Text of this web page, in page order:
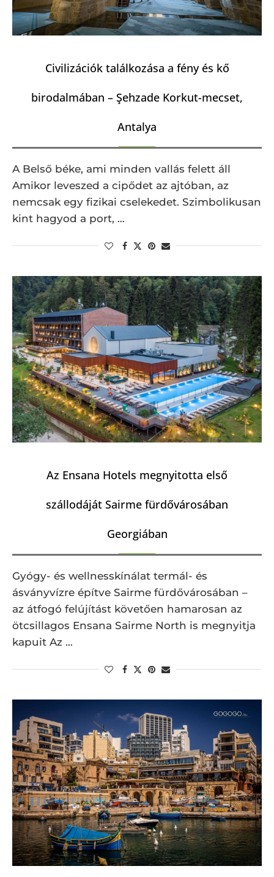
Civilizációk találkozása a fény és kő
birodalmában – Şehzade Korkut-mecset,
Antalya
A Belső béke, ami minden vallás felett áll ​
Amikor leveszed a cipődet az ajtóban, az
nemcsak egy fizikai cselekedet. Szimbolikusan
kint hagyod a port, …
Az Ensana Hotels megnyitotta első
szállodáját Sairme fürdővárosában
Georgiában
Gyógy- és wellnesskínálat termál- és
ásványvízre építve Sairme fürdővárosában –
az átfogó felújítást követően hamarosan az
ötcsillagos Ensana Sairme North is megnyitja
kapuit Az …